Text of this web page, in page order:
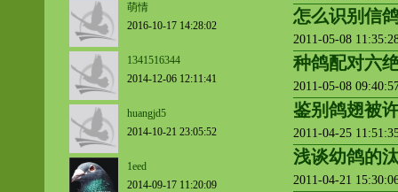
萌情
2016-10-17 14:28:02
1341516344
2014-12-06 12:11:41
huangjd5
2014-10-21 23:05:52
1eed
2014-09-17 11:20:09
怎么识别信
2011-05-08
种鸽配对六
2011-05-08
鉴别鸽翅被
2011-04-25
浅谈幼鸽的
2011-04-21